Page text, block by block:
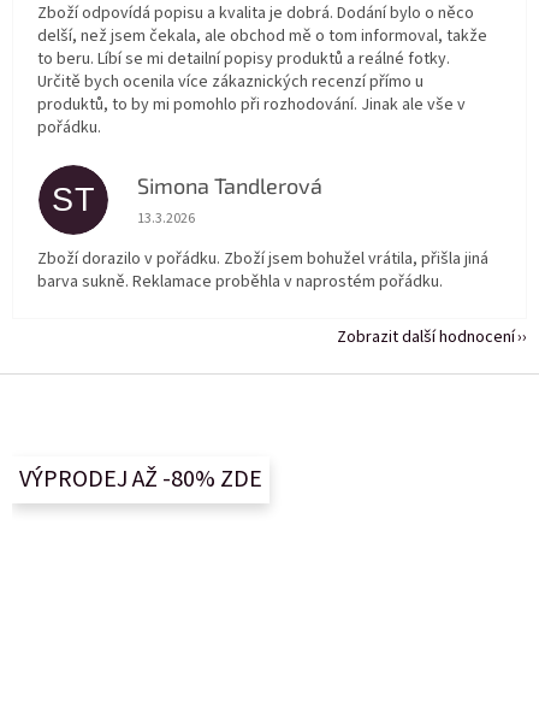
Zboží odpovídá popisu a kvalita je dobrá. Dodání bylo o něco
delší, než jsem čekala, ale obchod mě o tom informoval, takže
to beru. Líbí se mi detailní popisy produktů a reálné fotky.
Určitě bych ocenila více zákaznických recenzí přímo u
produktů, to by mi pomohlo při rozhodování. Jinak ale vše v
pořádku.
ST Simona Tandlerová
Hodnocení obchodu je 5 z 5 hvězdiček.
13.3.2026
Zboží dorazilo v pořádku. Zboží jsem bohužel vrátila, přišla jiná
barva sukně. Reklamace proběhla v naprostém pořádku.
Zobrazit další hodnocení
VÝPRODEJ AŽ -80% ZDE